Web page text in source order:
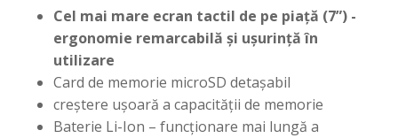
Cel mai mare ecran tactil de pe piață (7”) -
ergonomie remarcabilă și ușurință în
utilizare
Card de memorie microSD detașabil
creștere ușoară a capacității de memorie
Baterie Li-Ion – funcționare mai lungă a